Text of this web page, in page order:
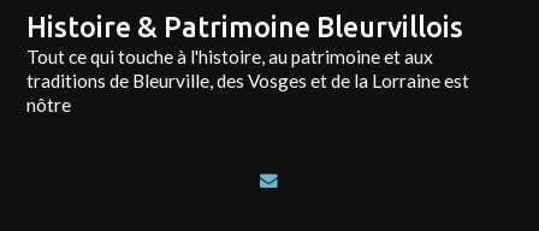
Histoire & Patrimoine Bleurvillois
Tout ce qui touche à l'histoire, au patrimoine et aux
traditions de Bleurville, des Vosges et de la Lorraine est
nôtre